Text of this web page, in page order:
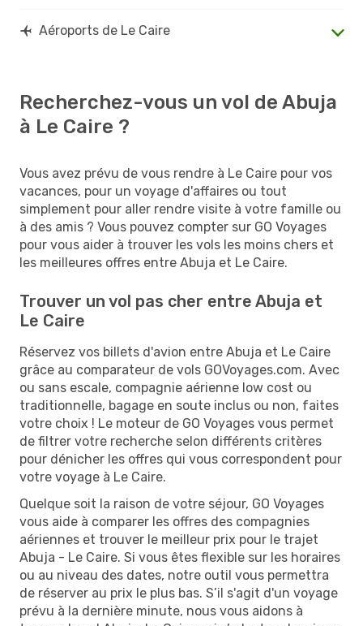
Aéroports de Le Caire
Recherchez-vous un vol de Abuja
à Le Caire ?
Vous avez prévu de vous rendre à Le Caire pour vos
vacances, pour un voyage d'affaires ou tout
simplement pour aller rendre visite à votre famille ou
à des amis ? Vous pouvez compter sur GO Voyages
pour vous aider à trouver les vols les moins chers et
les meilleures offres entre Abuja et Le Caire.
Trouver un vol pas cher entre Abuja et
Le Caire
Réservez vos billets d'avion entre Abuja et Le Caire
grâce au comparateur de vols GOVoyages.com. Avec
ou sans escale, compagnie aérienne low cost ou
traditionnelle, bagage en soute inclus ou non, faites
votre choix ! Le moteur de GO Voyages vous permet
de filtrer votre recherche selon différents critères
pour dénicher les offres qui vous correspondent pour
votre voyage à Le Caire.
Quelque soit la raison de votre séjour, GO Voyages
vous aide à comparer les offres des compagnies
aériennes et trouver le meilleur prix pour le trajet
Abuja - Le Caire. Si vous êtes flexible sur les horaires
ou au niveau des dates, notre outil vous permettra
de réserver au prix le plus bas. S’il s'agit d'un voyage
prévu à la dernière minute, nous vous aidons à